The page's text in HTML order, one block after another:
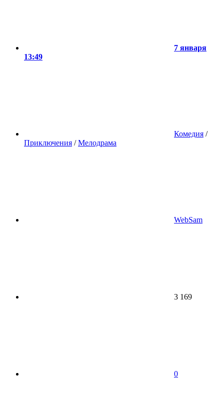
7 января
13:49
Комедия /
Приключения /Мелодрама
WebSam
3 169
0